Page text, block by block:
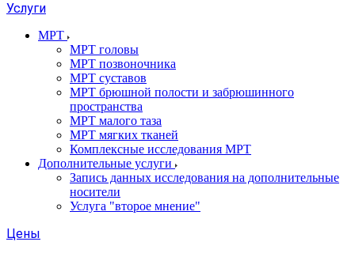
Услуги
МРТ
МРТ головы
МРТ позвоночника
МРТ суставов
МРТ брюшной полости и забрюшинного
пространства
МРТ малого таза
МРТ мягких тканей
Комплексные исследования МРТ
Дополнительные услуги
Запись данных исследования на дополнительные
носители
Услуга "второе мнение"
Цены